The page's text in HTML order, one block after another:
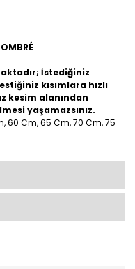
İstediğiniz
kısımlara hızlı
kesim alanından
yaşamazsınız.
60 Cm, 65 Cm, 70 Cm, 75